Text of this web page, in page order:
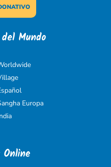
Mundo
Europa
Online